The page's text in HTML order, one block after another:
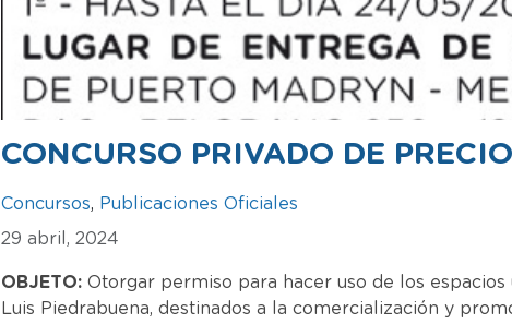
CONCURSO PRIVADO DE
Concursos, Publicaciones Oficiales
29 abril, 2024
OBJETO: Otorgar permiso para hacer uso de los
Luis Piedrabuena, destinados a la comercialización y